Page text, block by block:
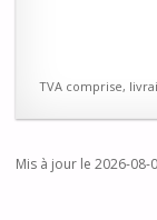
TVA comprise,
Mis à jour le 2026-08-